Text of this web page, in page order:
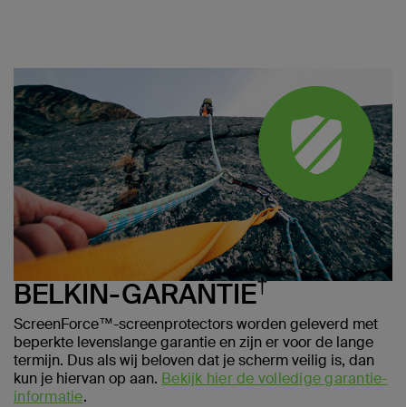
BELKIN-GARANTIE†
ScreenForce™-screenprotectors worden geleverd met
beperkte levenslange garantie en zijn er voor de lange
termijn. Dus als wij beloven dat je scherm veilig is, dan
kun je hiervan op aan. Bekijk hier de volledige garantie-
informatie.